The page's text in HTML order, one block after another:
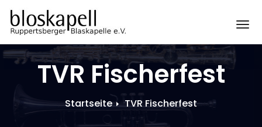
Zum
Inhalt
springen
TVR Fischerfest
Startseite TVR Fischerfest